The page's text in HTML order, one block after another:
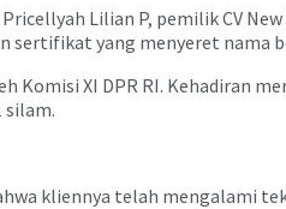
Lilian P, pemilik CV New
sertifikat yang menyeret nama
Komisi XI DPR RI. Kehadiran
silam.
kliennya telah mengalami